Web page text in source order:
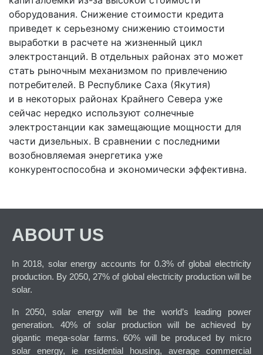
оборудования. Снижение стоимости кредита
приведет к серьезному снижению стоимости
выработки в расчете на жизненный цикл
электростанций. В отдельных районах это может
стать рыночным механизмом по привлечению
потребителей. В Республике Саха (Якутия)
и в некоторых районах Крайнего Севера уже
сейчас нередко используют солнечные
электростанции как замещающие мощности для
части дизельных. В сравнении с последними
возобновляемая энергетика уже
конкурентоспособна и экономически эффективна.
ABOUT US
In 2018, solar energy accounts for 0.3% of global electricity
production. By 2050, 27% of global electricity production will be
solar.
In 2050, solar energy will be the world’s leading power
generation. 40% of solar production will be achieved by
gigantic mega-solar farms. 60% will be produced by micro
solar energy, ie residential housing, average commercial